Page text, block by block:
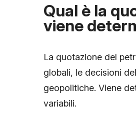
Qual è la
viene
La quotazione del
globali, le decisioni
geopolitiche. Viene
variabili.